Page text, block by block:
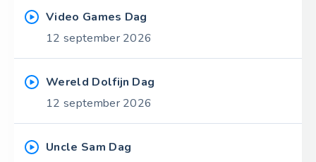
Video Games Dag
12 september 2026
Wereld Dolfijn Dag
12 september 2026
Uncle Sam Dag